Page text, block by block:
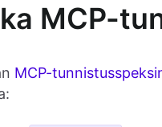
MCP-
MCP-